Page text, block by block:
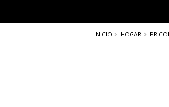
INICIO HOGAR